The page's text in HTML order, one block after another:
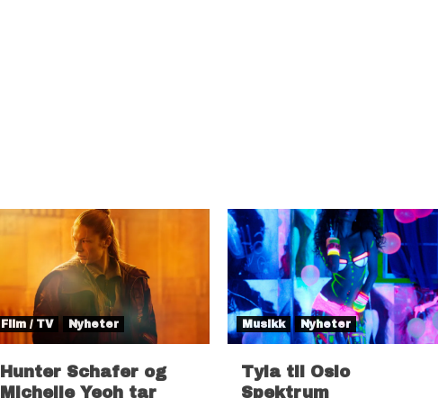
Film / TV Nyheter
Hunter Schafer og
Michelle Yeoh tar
Musikk Nyheter
Tyla til Oslo
Spektrum